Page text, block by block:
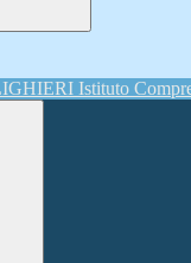
Istituto